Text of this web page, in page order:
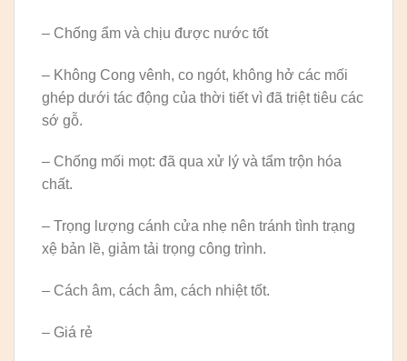
– Chống ẩm và chịu được nước tốt
– Không Cong vênh, co ngót, không hở các mối
ghép dưới tác động của thời tiết vì đã triệt tiêu các
sớ gỗ.
– Chống mối mọt: đã qua xử lý và tẩm trộn hóa
chất.
– Trọng lượng cánh cửa nhẹ nên tránh tình trạng
xệ bản lề, giảm tải trọng công trình.
– Cách âm, cách âm, cách nhiệt tốt.
– Giá rẻ